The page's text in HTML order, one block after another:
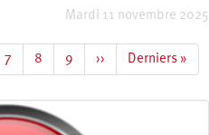
Mardi 11 novembre 2025
Page
7 Page
8 Page
9
Page
suivante
››
Dernière
page
Derniers »